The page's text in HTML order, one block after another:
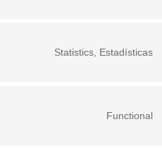
Statistics, Estadísticas
Functional